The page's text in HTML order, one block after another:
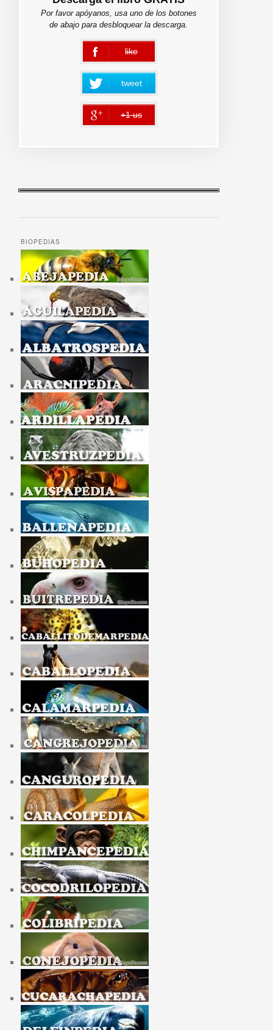
Por favor apóyanos, usa uno de los botones
de abajo para desbloquear la descarga.
like
error
tweet
+1 us
error
BIOPEDIAS